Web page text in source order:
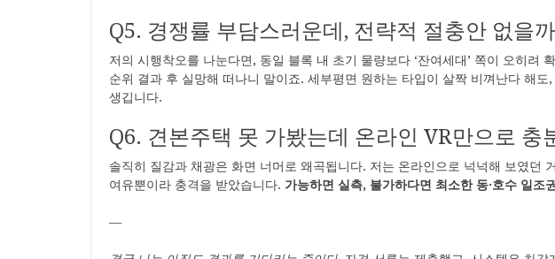
Q5. 경쟁률 부담스러운데, 전략적 절충안 없을
저의 시행착오를 나눈다면, 동일 블록 내 초기 물량보다 ‘잔여세대’ 쪽이 오히려
순위 결과 후 실망해 떠나니 말이죠. 세부평면 원하는 타입이 살짝 비껴난다 해도,
생깁니다.
Q6. 견본주택 못 가봤는데 온라인 VR만으로 충
솔직히 질감과 채광은 화면 너머로 왜곡됩니다. 저는 온라인으로 넉넉해 보였던
여유뿐이라 충격을 받았습니다. 가능하면 실측, 불가하다면 최소한 동·호수 일조
—